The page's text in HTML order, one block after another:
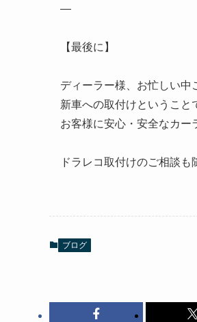
—
【最後に】
ディーラー様、お忙しい中
新車への取付けということ
お客様に安心・安全なカー
ドラレコ取付けのご相談
ブログ